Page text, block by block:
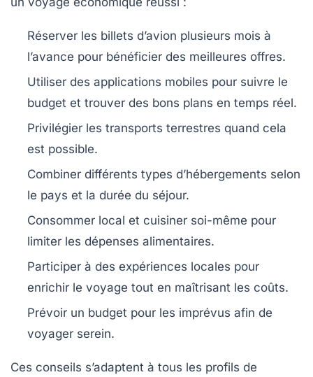
Réserver les billets d’avion plusieurs mois à
l’avance pour bénéficier des meilleures offres.
Utiliser des applications mobiles pour suivre le
budget et trouver des bons plans en temps réel.
Privilégier les transports terrestres quand cela
est possible.
Combiner différents types d’hébergements selon
le pays et la durée du séjour.
Consommer local et cuisiner soi-même pour
limiter les dépenses alimentaires.
Participer à des expériences locales pour
enrichir le voyage tout en maîtrisant les coûts.
Prévoir un budget pour les imprévus afin de
voyager serein.
Ces conseils s’adaptent à tous les profils de